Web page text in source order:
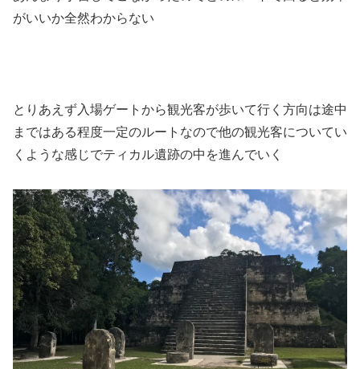
がいいか全然わからない
とりあえず入場ゲートから観光客が歩いて行く方向は途中
まではある程度一定のルートなので他の観光客についてい
くような感じでティカル遺跡の中を進んでいく